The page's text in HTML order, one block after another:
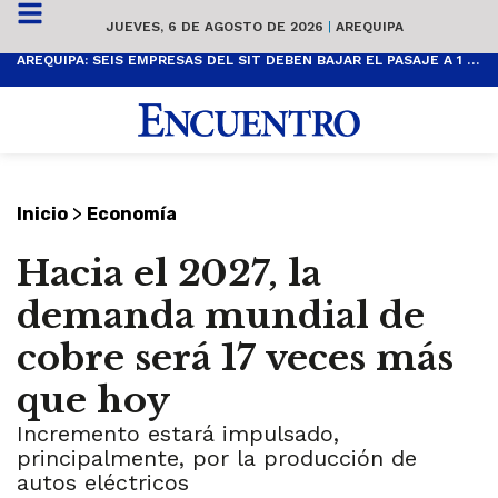
JUEVES, 6 DE AGOSTO DE 2026 | AREQUIPA
AREQUIPA: SEIS EMPRESAS DEL SIT DEBEN BAJAR EL PASAJE A 1 SOL
Inicio > Economía
Hacia el 2027, la
demanda mundial de
cobre será 17 veces más
que hoy
Incremento estará impulsado,
principalmente, por la producción de
autos eléctricos